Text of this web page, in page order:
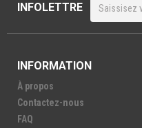
INFOLETTRE
INFORMATION
À propos
Contactez-nous
FAQ